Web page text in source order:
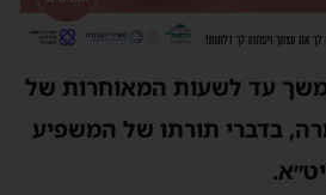
עד לשעות המאוחרות של
בדברי תורתו של המשפיע